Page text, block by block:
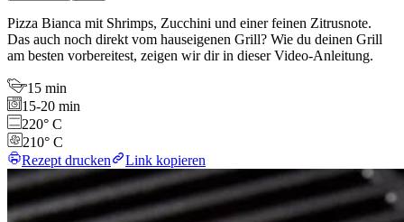
Pizza Bianca mit Shrimps, Zucchini und einer feinen Zitrusnote.
Das auch noch direkt vom hauseigenen Grill? Wie du deinen Grill
am besten vorbereitest, zeigen wir dir in dieser Video-Anleitung.
15 min
15-20 min
220° C
210° C
Rezept drucken
Link kopieren